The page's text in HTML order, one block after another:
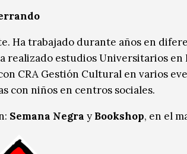
Ha trabajado durante años en
realizado estudios Universitarios
CRA Gestión Cultural en varios
con niños en centros sociales.
Semana Negra y Bookshop, en el